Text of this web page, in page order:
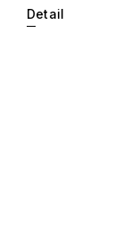
Detail